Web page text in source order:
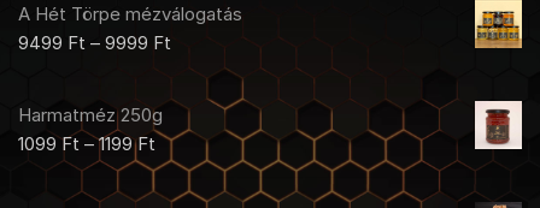
A Hét Törpe mézválogatás
9499 Ft – 9999 Ft
Harmatméz 250g
1099Ft –1199Ft